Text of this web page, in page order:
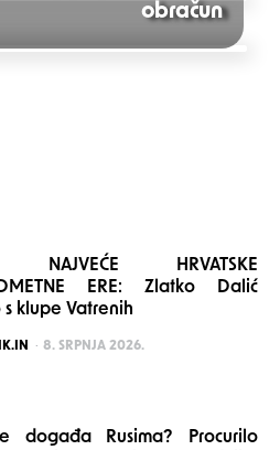
obračun
NAJVEĆE HRVATSKE
ERE: Zlatko Dalić
s klupe Vatrenih
8. SRPNJA 2026.
događa Rusima? Procurilo